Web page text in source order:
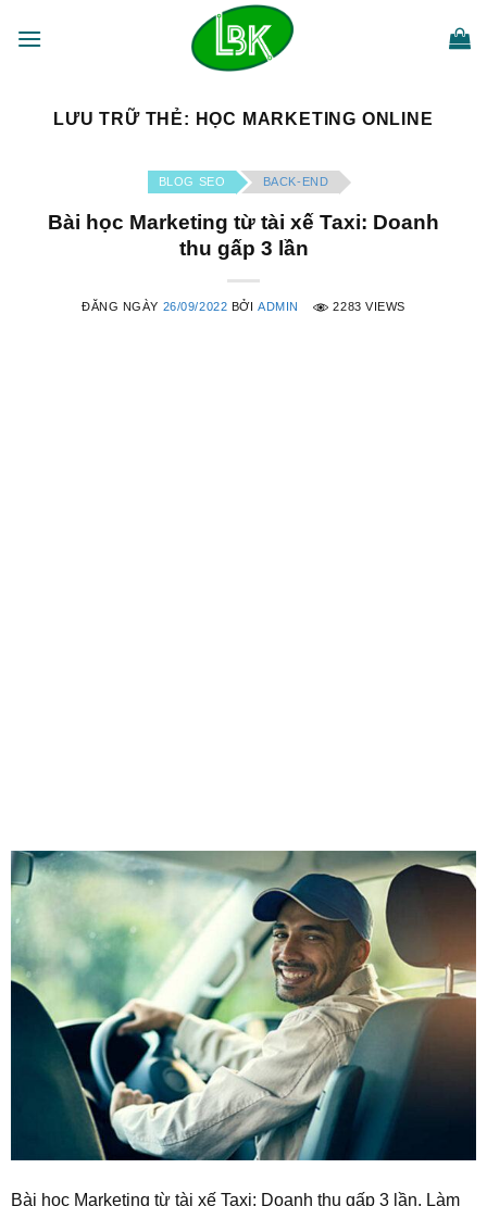
qua
LƯU TRỮ THẺ: HỌC MARKETING ONLINE
BLOG SEO BACK-END
Bài học Marketing từ tài xế Taxi: Doanh
thu gấp 3 lần
ĐĂNG NGÀY 26/09/2022 BỞIADMIN 2283 VIEWS
Bài học Marketing từ tài xế Taxi: Doanh thu gấp 3 lần. Làm